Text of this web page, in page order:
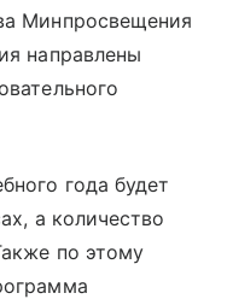
Минпросвещения
направлены
года будет
а количество
по этому